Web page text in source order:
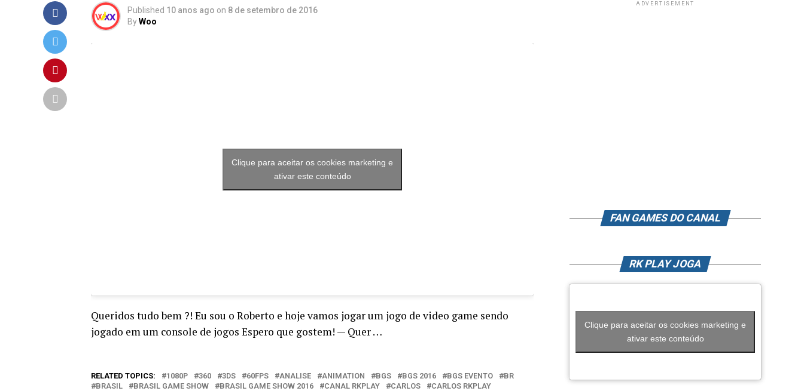
Published 10 anos ago on 8 de setembro de 2016
ByWoo
Clique para aceitar os cookies marketing e
ativar este conteúdo
Queridos tudo bem ?! Eu sou o Roberto e hoje vamos jogar um jogo de video game sendo
jogado em um console de jogos Espero que gostem! — Quer …
RELATED TOPICS: 1080P 360 3DS 60FPS ANALISE ANIMATION BGS BGS 2016 BGS EVENTO
BR
BRASIL
BRASIL GAME SHOW BRASIL GAME SHOW 2016 CANAL RKPLAY CARLOS
CARLOS RKPLAY
ADVERTISEMENT
FAN GAMES DO CANAL
RK PLAY JOGA
Clique para aceitar os cookies marketing e
ativar este conteúdo